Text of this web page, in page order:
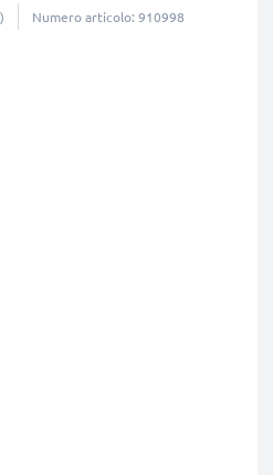
Numero articolo: 910998